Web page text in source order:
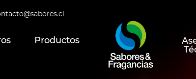
Productos